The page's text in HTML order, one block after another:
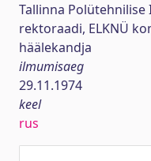
Tallinna
rektoraadi, ELKNÜ
häälekandja
ilmumisaeg
29.11.1974
keel
rus